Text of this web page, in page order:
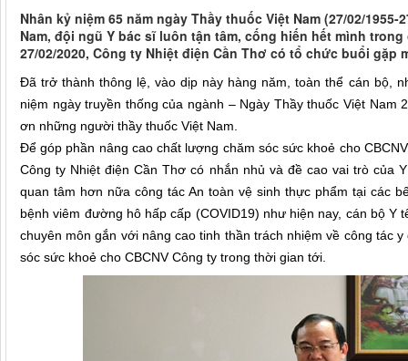
Nhân kỷ niệm 65 năm ngày Thầy thuốc Việt Nam (27/02/
Nam, đội ngũ Y bác sĩ luôn tận tâm, cống hiến hết mình
27/02/2020, Công ty Nhiệt điện Cần Thơ có tổ chức buổi
Đã trở thành thông lệ, vào dịp này hàng năm, toàn thể cán bộ,
niệm ngày truyền thống của ngành – Ngày Thầy thuốc Việt
ơn những người thầy thuốc Việt Nam.
Để góp phần nâng cao chất lượng chăm sóc sức khoẻ cho
Công ty Nhiệt điện Cần Thơ có nhắn nhủ và đề cao vai trò của
quan tâm hơn nữa công tác An toàn vệ sinh thực phẩm tại các
bệnh viêm đường hô hấp cấp (COVID19) như hiện nay, cán bộ
chuyên môn gắn với nâng cao tinh thần trách nhiệm về công tác
sóc sức khoẻ cho CBCNV Công ty trong thời gian tới.